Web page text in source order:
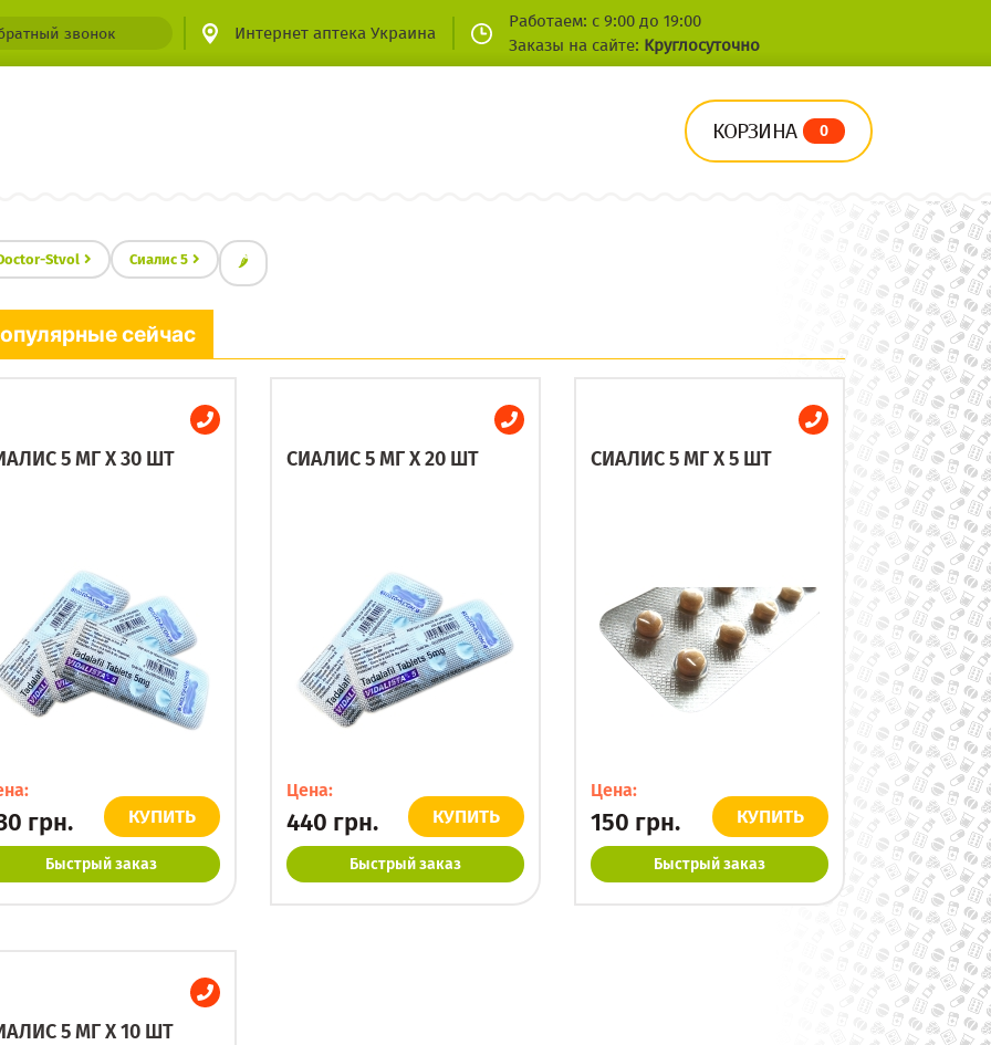
звонок Интернет аптека Украина
Работаем: с 9:00 до 19:00
Заказы на сайте: Круглосуточно
КОРЗИНА 0
Stvol Сиалис 5 🌶
сейчас
5 МГ X 30 ШТ
грн. КУПИТЬ
Быстрый заказ
СИАЛИС 5 МГ X 20 ШТ
Цена:
440 грн. КУПИТЬ
Быстрый заказ
СИАЛИС 5 МГ X 5 ШТ
Цена:
150 грн. КУПИТЬ
Быстрый заказ
5 МГ X 10 ШТ